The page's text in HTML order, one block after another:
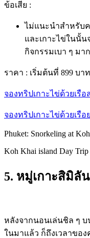
ข้อเสีย :
ไม่แนะนำสำหรับ
และเกาะไข่ในนั้
กิจกรรมเบา ๆ มา
ราคา : เริ่มต้นที่ 899 บาท
จองทริปเกาะไข่ด้วยเรื
จองทริปเกาะไข่ด้วยเรื
Phuket: Snorkeling at
Koh Khai island Day
5. หมู่เกาะสิมิลัน
หลังจากนอนเล่นชิล ๆ บ
ในมาแล้ว ก็ถึงเวลาขอ